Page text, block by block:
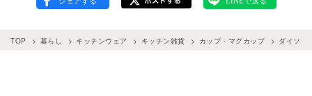
TOP 暮らし キッチンウェア キッチン雑貨 カップ・マグカップ ダイソー